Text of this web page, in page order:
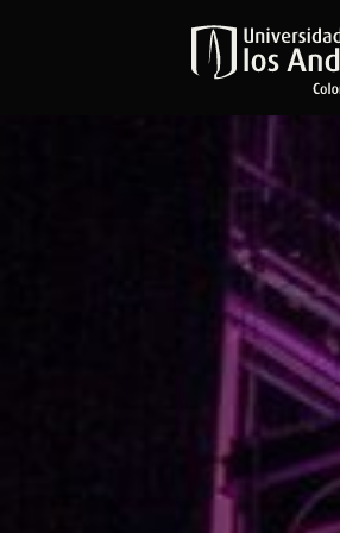
Narrativas Digitales
Opciones Académicas
Educación Continua
Cursos libres y de extensión
Programas especializados y